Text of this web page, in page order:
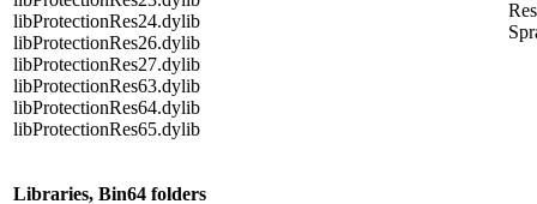
libProtectionRes24.dylib
libProtectionRes26.dylib
libProtectionRes27.dylib
libProtectionRes63.dylib
libProtectionRes64.dylib
libProtectionRes65.dylib
Libraries, Bin64 folders